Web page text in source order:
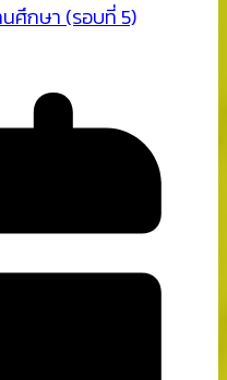
ศึกษา (รอบที่ 5)